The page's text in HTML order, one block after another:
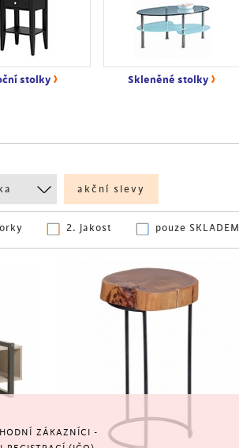
stolky › Skleněné stolky ›
akční slevy
pouze SKLADEM
2. jakost
ZÁKAZNÍCI -